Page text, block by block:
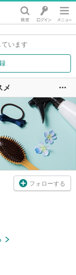
います
メ
フォローする